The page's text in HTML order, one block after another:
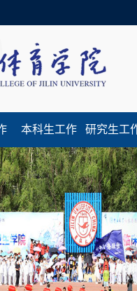
本科生工作 研究生工